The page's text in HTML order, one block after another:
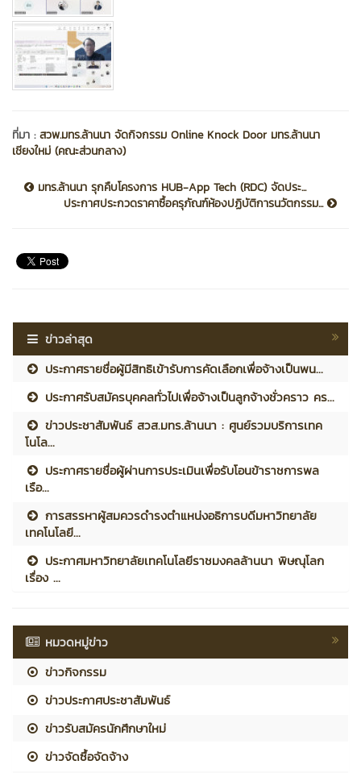
ที่มา :สวพ.มทร.ล้านนา จัดกิจกรรม Online Knock Door มทร.ล้านนา
เชียงใหม่ (คณะส่วนกลาง)
มทร.ล้านนา รุกคืบโครงการ HUB-App Tech (RDC) จัดประ...
ประกาศประกวดราคาซื้อครุภัณฑ์ห้องปฏิบัติการนวัตกรรม...
ข่าวล่าสุด
ประกาศรายชื่อผู้มีสิทธิเข้ารับการคัดเลือกเพื่อจ้างเป็นพน...
ประกาศรับสมัครบุคคลทั่วไปเพื่อจ้างเป็นลูกจ้างชั่วคราว คร...
ข่าวประชาสัมพันธ์ สวส.มทร.ล้านนา : ศูนย์รวมบริการเทค
โนโล...
ประกาศรายชื่อผู้ผ่านการประเมินเพื่อรับโอนข้าราชการพล
เรือ...
การสรรหาผู้สมควรดำรงตำแหน่งอธิการบดีมหาวิทยาลัย
เทคโนโลยี...
ประกาศมหาวิทยาลัยเทคโนโลยีราชมงคลล้านนา พิษณุโลก
เรื่อง ...
หมวดหมู่ข่าว
ข่าวกิจกรรม
ข่าวประกาศประชาสัมพันธ์
ข่าวรับสมัครนักศึกษาใหม่
ข่าวจัดซื้อจัดจ้าง